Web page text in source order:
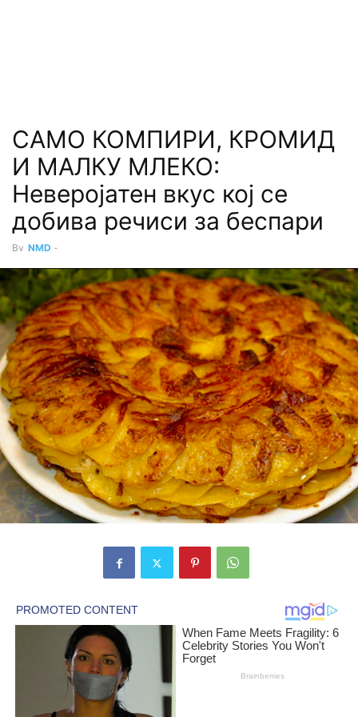
САМО КОМПИРИ, КРОМИД
И МАЛКУ МЛЕКО:
Неверојатен вкус кој се
добива речиси за беспари
By NMD -